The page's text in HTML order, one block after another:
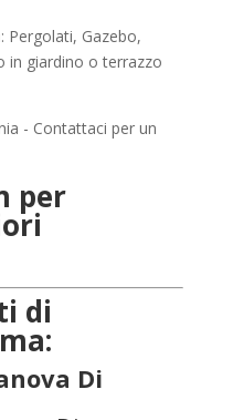
Pergolati, Gazebo,
in giardino o terrazzo
per
di
Di